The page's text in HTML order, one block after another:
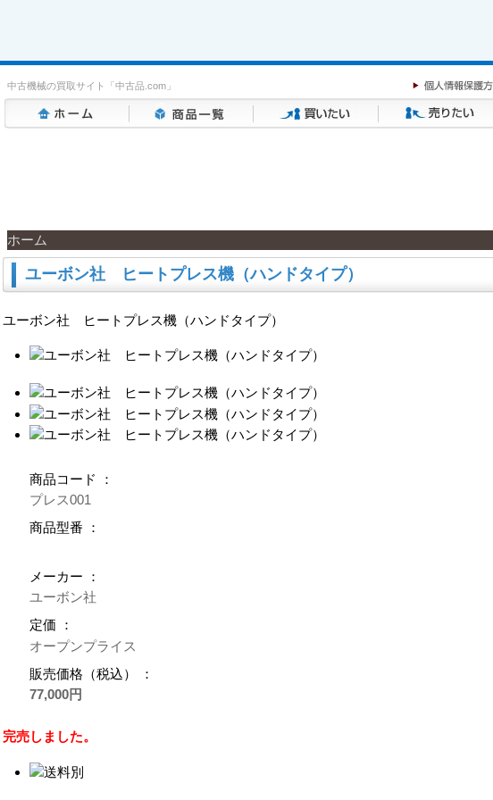
中古機械の買取サイト「中古品.com」
ホーム
ユーボン社 ヒートプレス機（ハンドタイプ）
ユーボン社 ヒートプレス機（ハンドタイプ）
商品コード ：
プレス001
商品型番 ：
メーカー ：
ユーボン社
定価 ：
オープンプライス
販売価格（税込） ：
77,000円
完売しました。